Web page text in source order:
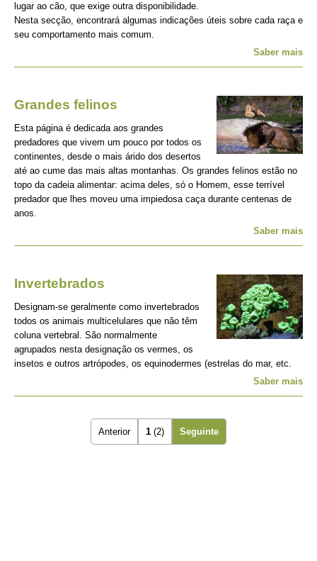
lugar ao cão, que exige outra disponibilidade.
Nesta secção, encontrará algumas indicações úteis sobre cada raça e
seu comportamento mais comum.
Saber mais
Grandes felinos
Esta página é dedicada aos grandes
predadores que vivem um pouco por todos os
continentes, desde o mais árido dos desertos
até ao cume das mais altas montanhas. Os grandes felinos estão no
topo da cadeia alimentar: acima deles, só o Homem, esse terrível
predador que lhes moveu uma impiedosa caça durante centenas de
anos.
Saber mais
Invertebrados
Designam-se geralmente como invertebrados
todos os animais multicelulares que não têm
coluna vertebral. São normalmente
agrupados nesta designação os vermes, os
insetos e outros artrópodes, os equinodermes (estrelas do mar, etc.
Saber mais
Anterior 1 (2) Seguinte